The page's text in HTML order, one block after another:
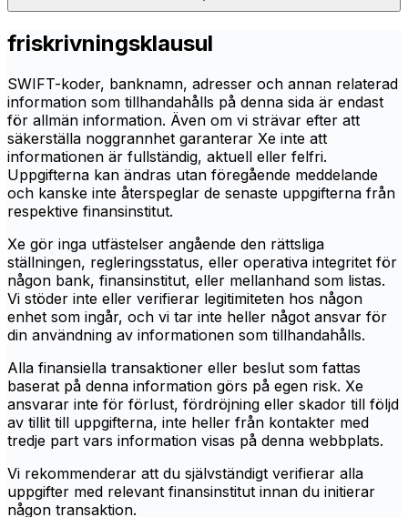
friskrivningsklausul
SWIFT-koder, banknamn, adresser och annan relaterad
information som tillhandahålls på denna sida är endast
för allmän information. Även om vi strävar efter att
säkerställa noggrannhet garanterar Xe inte att
informationen är fullständig, aktuell eller felfri.
Uppgifterna kan ändras utan föregående meddelande
och kanske inte återspeglar de senaste uppgifterna från
respektive finansinstitut.
Xe gör inga utfästelser angående den rättsliga
ställningen, regleringsstatus, eller operativa integritet för
någon bank, finansinstitut, eller mellanhand som listas.
Vi stöder inte eller verifierar legitimiteten hos någon
enhet som ingår, och vi tar inte heller något ansvar för
din användning av informationen som tillhandahålls.
Alla finansiella transaktioner eller beslut som fattas
baserat på denna information görs på egen risk. Xe
ansvarar inte för förlust, fördröjning eller skador till följd
av tillit till uppgifterna, inte heller från kontakter med
tredje part vars information visas på denna webbplats.
Vi rekommenderar att du självständigt verifierar alla
uppgifter med relevant finansinstitut innan du initierar
någon transaktion.